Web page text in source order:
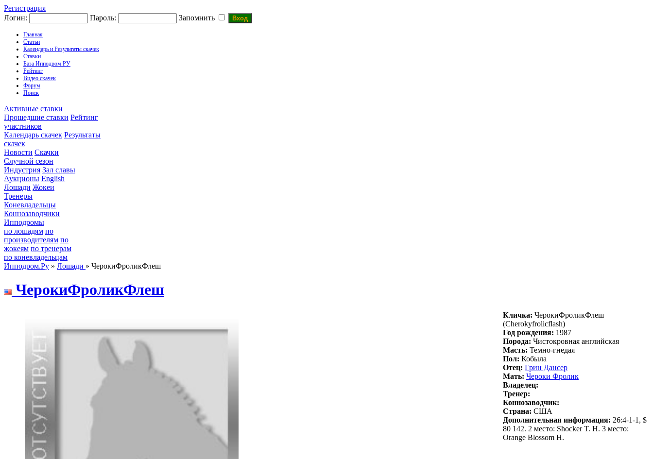
Регистрация
Логин:
Пароль: Запомнить
Главная
Статьи
Календарь и Результаты скачек
Ставки
База Ипподром.РУ
Рейтинг
Видео скачек
Форум
Поиск
Активные ставки
Прошедшие ставки Рейтинг
участников
Календарь скачек Результаты
скачек
Новости Скачки
Случной сезон
Индустрия Зал славы
Аукционы English
Лошади Жокеи
Тренеры
Коневладельцы
Коннозаводчики
Ипподромы
по лошадям по
производителям по
жокеям по тренерам
по коневладельцам
Ипподром.Ру » Лошади » ЧерокиФроликФлеш
ЧерoкиФрoликФлеш
Кличка: ЧерoкиФрoликФлеш
(Cherokyfrolicflash)
Год рождения: 1987
Порода: Чистокровная английская
Масть: Темно-гнедая
Пол: Кобыла
Отец: Гpин Дaнсеp
Мать: Чeрoки Фрoлик
Владелец:
Тренер:
Коннозаводчик:
Страна: США
Дополнительная информация: 26:4-1-1, $
80 142. 2 место: Shocker T. H. 3 место:
Orange Blossom H.